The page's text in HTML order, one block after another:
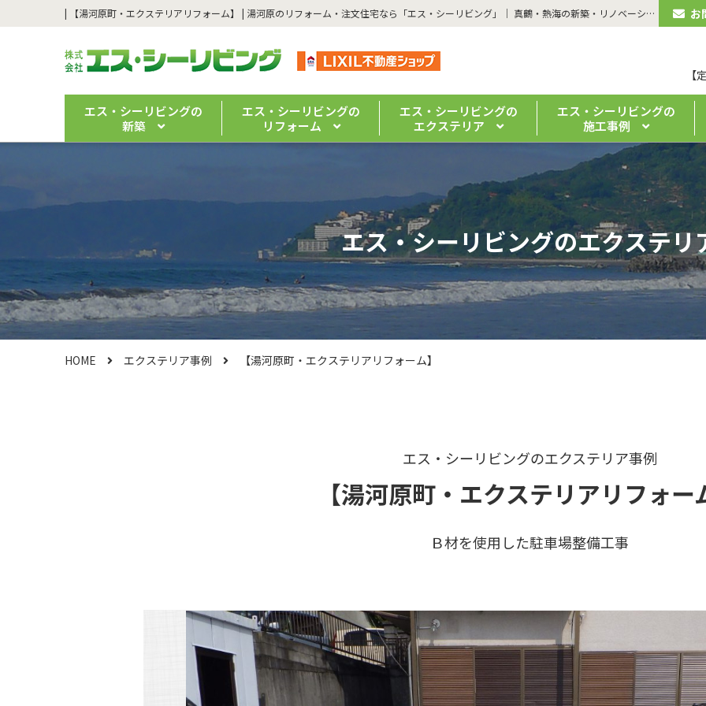
| 【湯河原町・エクステリアリフォーム】 | 湯河原のリフォーム・注文住宅なら「エス・シーリビング」｜ 真鶴・熱海の新築・リノベーションもお任せください お
【
エス・シーリビングの
新築
エス・シーリビングの
リフォーム
エス・シーリビングの
エクステリア
エス・シーリビングの
施工事例
エス・シーリビングのエクステリ
HOME エクステリア事例 【湯河原町・エクステリアリフォーム】
エス・シーリビングのエクステリア事例
【湯河原町・エクステリアリフォー
Ｂ材を使用した駐車場整備工事